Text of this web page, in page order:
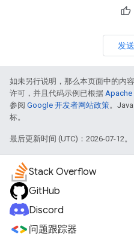
发
如未另行说明，那么本页面中的内
许可，并且代码示例已根据 Apache
参阅 Google 开发者网站政策。
标。
最后更新时间 (UTC)：2026-07-12。
Stack Overflow
GitHub
Discord
问题跟踪器